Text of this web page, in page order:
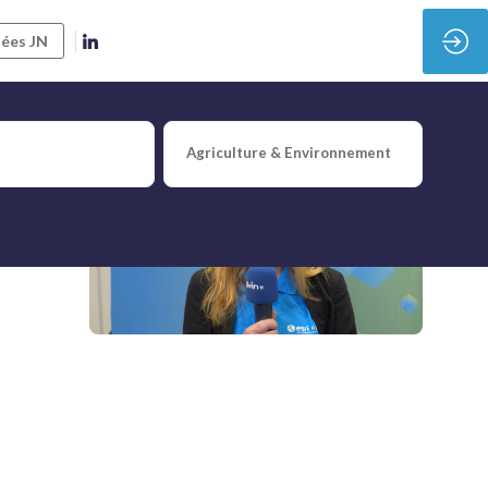
JN
Agriculture & Environnement